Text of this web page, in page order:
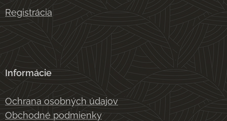
Registrácia
Informácie
Ochrana osobných údajov
Obchodné podmienky